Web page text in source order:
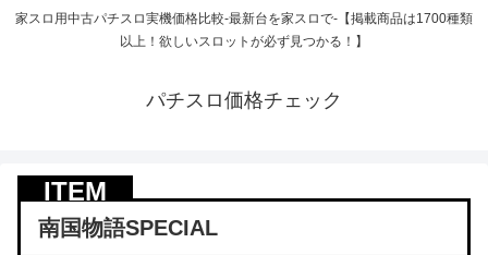
家スロ用中古パチスロ実機価格比較-最新台を家スロで-【掲載商品は1700種類
以上！欲しいスロットが必ず見つかる！】
パチスロ価格チェック
南国物語SPECIAL